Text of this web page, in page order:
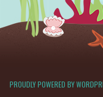
PROUDLY POWERED BY